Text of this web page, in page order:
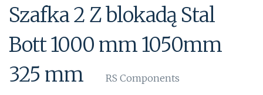
Szafka 2 Z blokadą Stal
Bott 1000 mm 1050mm
325 mm
RS Components